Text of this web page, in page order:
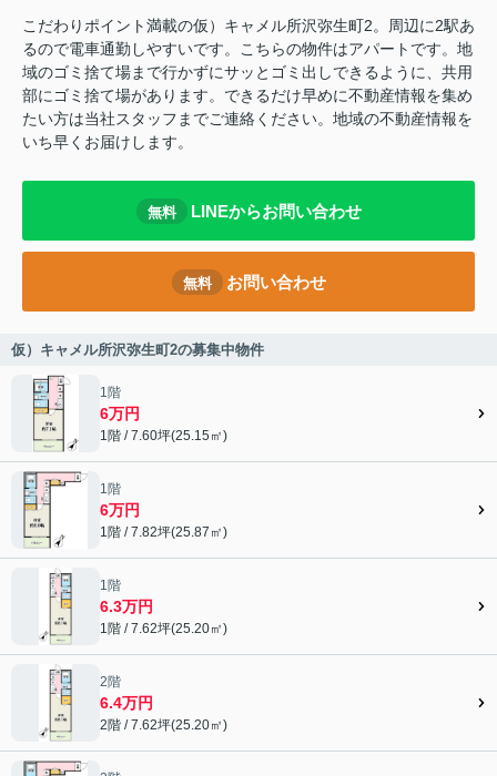
こだわりポイント満載の仮）キャメル所沢弥生町2。周辺に2駅あ
るので電車通勤しやすいです。こちらの物件はアパートです。地
域のゴミ捨て場まで行かずにサッとゴミ出しできるように、共用
部にゴミ捨て場があります。できるだけ早めに不動産情報を集め
たい方は当社スタッフまでご連絡ください。地域の不動産情報を
いち早くお届けします。
無料 LINEからお問い合わせ
無料 お問い合わせ
仮）キャメル所沢弥生町2の募集中物件
1階
6万円
1階 / 7.60坪(25.15㎡)
1階
6万円
1階 / 7.82坪(25.87㎡)
1階
6.3万円
1階 / 7.62坪(25.20㎡)
2階
6.4万円
2階 / 7.62坪(25.20㎡)